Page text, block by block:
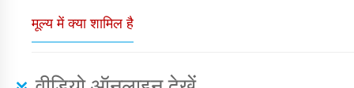
मूल्य में क्या शामिल है